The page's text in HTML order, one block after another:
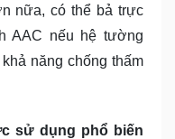
nữa, có thể bả trực
AAC nếu hệ tường
năng chống thấm
sử dụng phổ biến